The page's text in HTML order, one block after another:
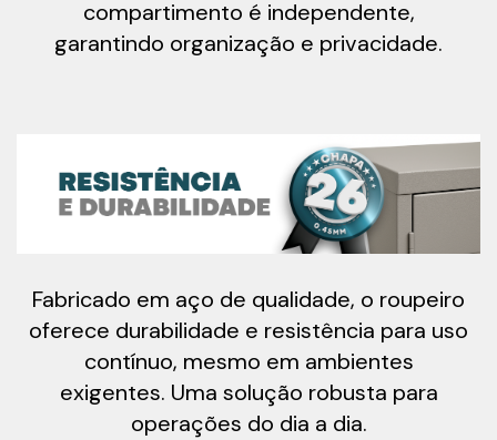
compartimento é independente,
garantindo organização e privacidade.
Fabricado em aço de qualidade, o roupeiro
oferece durabilidade e resistência para uso
contínuo, mesmo em ambientes
exigentes. Uma solução robusta para
operações do dia a dia.